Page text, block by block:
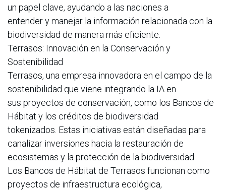
un papel clave, ayudando a las naciones a
entender y manejar la información relacionada con la
biodiversidad de manera más eficiente.
Terrasos: Innovación en la Conservación y
Sostenibilidad
Terrasos, una empresa innovadora en el campo de la
sostenibilidad que viene integrando la IA en
sus proyectos de conservación, como los Bancos de
Hábitat y los créditos de biodiversidad
tokenizados. Estas iniciativas están diseñadas para
canalizar inversiones hacia la restauración de
ecosistemas y la protección de la biodiversidad.
Los Bancos de Hábitat de Terrasos funcionan como
proyectos de infraestructura ecológica,